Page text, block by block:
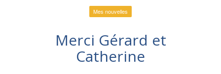
Mes nouvelles
Merci Gérard et
Catherine